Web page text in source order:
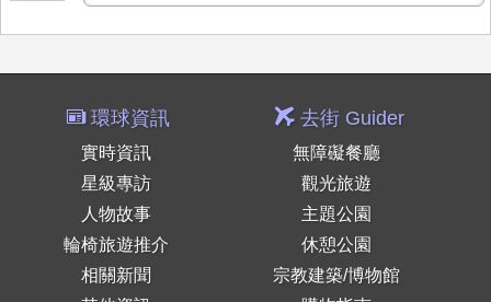
環球資訊
實時資訊
星級專訪
人物故事
輪椅旅遊推介
相關新聞
去街 Guider
無障礙餐廳
觀光旅遊
主題公園
休憩公園
宗教建築/博物館